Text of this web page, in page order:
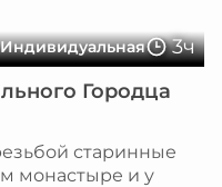
Индивидуальная 3ч
Городца
старинные
монастыре и у